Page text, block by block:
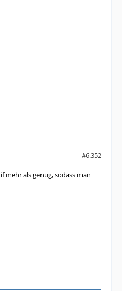
#6.352
mehr als genug, sodass man